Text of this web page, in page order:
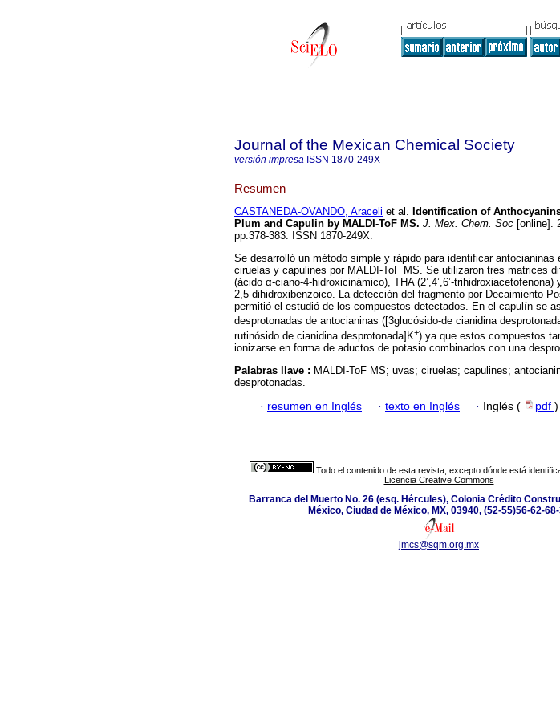
Journal of the Mexican Chemical Society
versión impresa ISSN 1870-249X
Resumen
CASTANEDA-OVANDO, Araceli et al. Identification of
Plum and Capulin by MALDI-ToF MS. J. Mex. Chem. Soc [online].
pp.378-383. ISSN 1870-249X.
Se desarrolló un método simple y rápido para identificar antocianinas
ciruelas y capulines por MALDI-ToF MS. Se utilizaron tres matrices
(ácido α-ciano-4-hidroxicinámico), THA (2’,4’,6’-trihidroxiacetofenona)
2,5-dihidroxibenzoico. La detección del fragmento por Decaimiento
permitió el estudió de los compuestos detectados. En el capulín se
desprotonadas de antocianinas ([3glucósido-de cianidina
rutinósido de cianidina desprotonada]K+) ya que estos compuestos
ionizarse en forma de aductos de potasio combinados con una
Palabras llave : MALDI-ToF MS; uvas; ciruelas; capulines;
desprotonadas.
· resumen en Inglés · texto en Inglés · Inglés ( pdf )
Todo el contenido de esta revista, excepto dónde está
Licencia Creative Commons
Barranca del Muerto No. 26 (esq. Hércules), Colonia Crédito
México, Ciudad de México, MX, 03940, (52-55)56-62-
jmcs@sqm.org.mx